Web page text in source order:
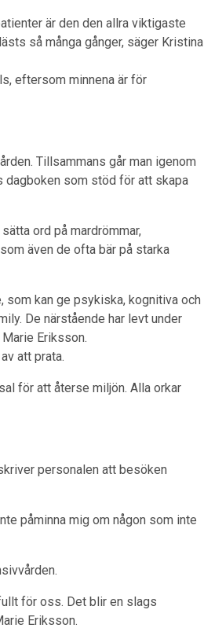
är den den allra viktigaste
så många gånger, säger Kristina
eftersom minnena är för
Tillsammans går man igenom
dagboken som stöd för att skapa
ord på mardrömmar,
även de ofta bär på starka
som kan ge psykiska, kognitiva och
De närstående har levt under
Eriksson.
att prata.
för att återse miljön. Alla orkar
personalen att besöken
påminna mig om någon som inte
för oss. Det blir en slags
Eriksson.